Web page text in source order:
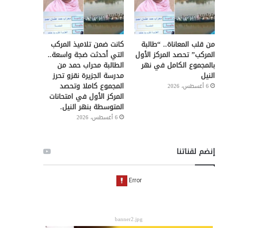
من قلب المعاناة.. “طالبة
المركب” تحصد المركز الأول
بالمجموع الكامل في نهر
النيل
6 أغسطس، 2026
كانت ضمن تلاميذ المركب
التي أحدثت ضجة واسعة..
الطالبة محراب حمد من
مدرسة الجزيرة نقزو تحرز
المجموع كاملا وتحصد
المركز الأول في امتحانات
المتوسطة بنهر النيل.
6 أغسطس، 2026
إنضم لقناتنا
banner2.jpg